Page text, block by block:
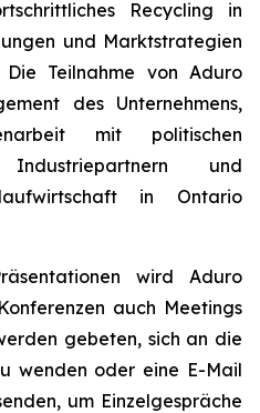
Recycling in
und Marktstrategien
Teilnahme von Aduro
des Unternehmens,
mit politischen
Industriepartnern und
in Ontario
wird Aduro
auch Meetings
gebeten, sich an die
wenden oder eine E-Mail
um Einzelgespräche